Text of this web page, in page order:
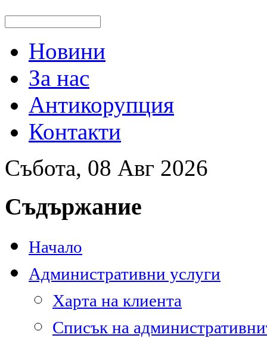
Новини
За нас
Антикорупция
Контакти
Събота, 08 Авг 2026
Съдържание
Начало
Административни услуги
Харта на клиента
Списък на